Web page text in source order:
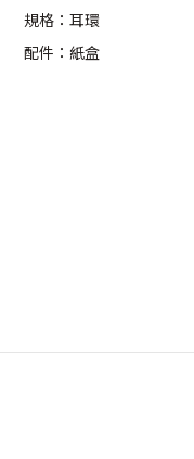
規格：耳環
配件：紙盒